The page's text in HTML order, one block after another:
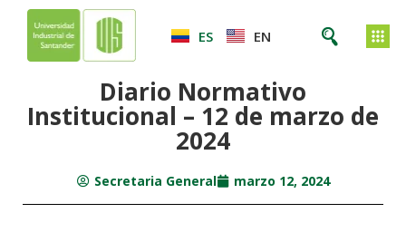
ES EN
Diario Normativo
Institucional – 12 de marzo de
2024
Secretaria General marzo 12, 2024